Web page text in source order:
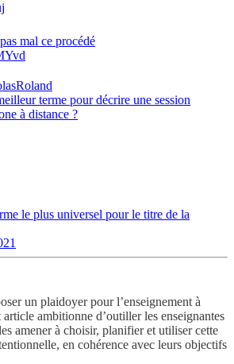
mal ce procédé
terme pour décrire une session
à distance ?
le plus universel pour le titre de la
un plaidoyer pour l’enseignement à
ambitionne d’outiller les enseignantes
amener à choisir, planifier et utiliser cette
en cohérence avec leurs objectifs